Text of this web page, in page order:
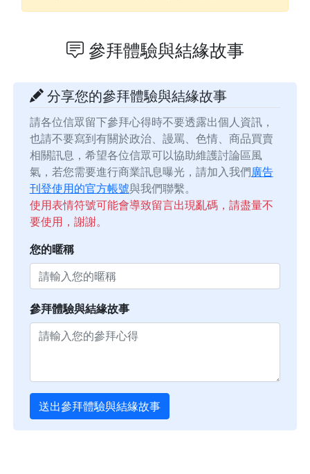
參拜體驗與結緣故事
分享您的參拜體驗與結緣故事
請各位信眾留下參拜心得時不要透露出個人資訊，
也請不要寫到有關於政治、謾罵、色情、商品買賣
相關訊息，希望各位信眾可以協助維護討論區風
氣，若您需要進行商業訊息曝光，請加入我們廣告
刊登使用的官方帳號與我們聯繫。
使用表情符號可能會導致留言出現亂碼，請盡量不
要使用，謝謝。
您的暱稱
參拜體驗與結緣故事
送出參拜體驗與結緣故事